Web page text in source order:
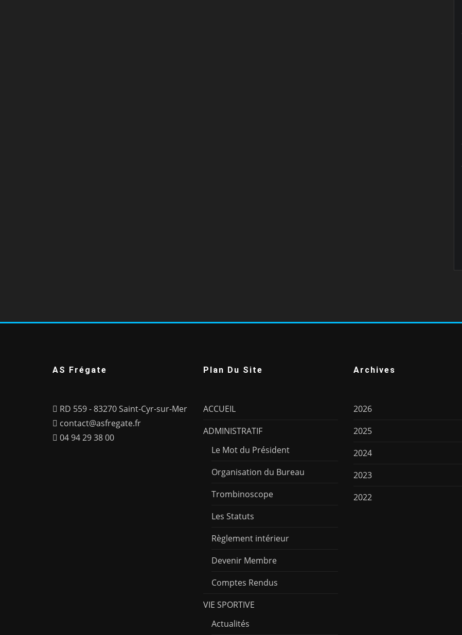
AS Frégate
RD 559 - 83270 Saint-Cyr-sur-Mer
contact@asfregate.fr
04 94 29 38 00
Plan Du Site
ACCUEIL
ADMINISTRATIF
Le Mot du Président
Organisation du Bureau
Trombinoscope
Les Statuts
Règlement intérieur
Devenir Membre
Comptes Rendus
VIE SPORTIVE
Actualités
Archives
2026
2025
2024
2023
2022